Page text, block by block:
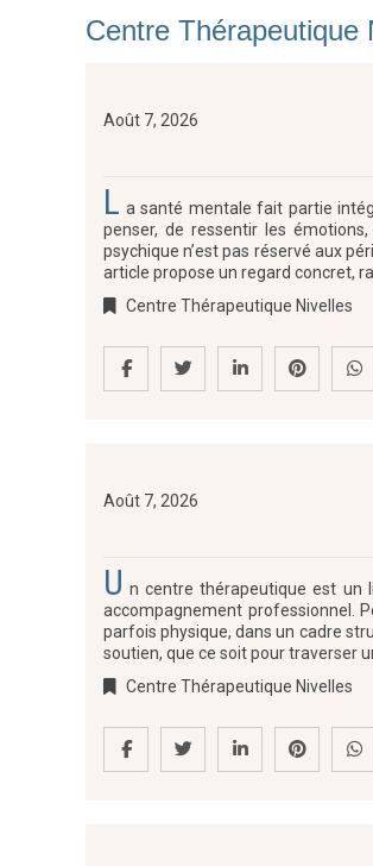
Centre Thérapeutique
Août 7, 2026
L a santé mentale fait partie
penser, de ressentir les
psychique n’est pas réservé aux
article propose un regard concret,
Centre Thérapeutique Nivelles
Août 7, 2026
U n centre thérapeutique est un
accompagnement professionnel.
parfois physique, dans un cadre
soutien, que ce soit pour traverser
Centre Thérapeutique Nivelles